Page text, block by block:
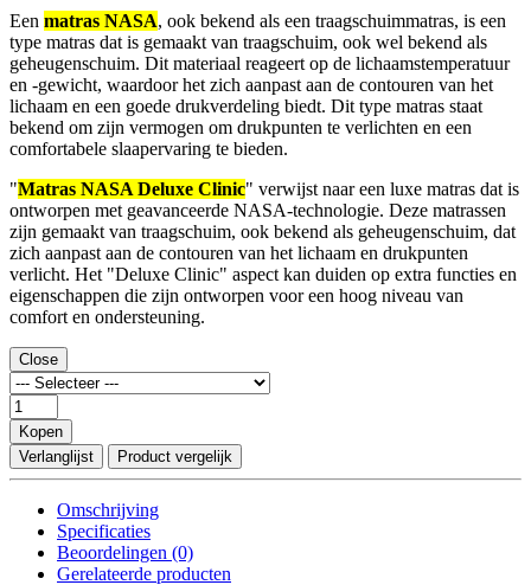
Een matras NASA, ook bekend als een traagschuimmatras, is een
type matras dat is gemaakt van traagschuim, ook wel bekend als
geheugenschuim. Dit materiaal reageert op de lichaamstemperatuur
en -gewicht, waardoor het zich aanpast aan de contouren van het
lichaam en een goede drukverdeling biedt. Dit type matras staat
bekend om zijn vermogen om drukpunten te verlichten en een
comfortabele slaapervaring te bieden.
"Matras NASA Deluxe Clinic" verwijst naar een luxe matras dat is
ontworpen met geavanceerde NASA-technologie. Deze matrassen
zijn gemaakt van traagschuim, ook bekend als geheugenschuim, dat
zich aanpast aan de contouren van het lichaam en drukpunten
verlicht. Het "Deluxe Clinic" aspect kan duiden op extra functies en
eigenschappen die zijn ontworpen voor een hoog niveau van
comfort en ondersteuning.
Close
Kopen
Verlanglijst
Product vergelijk
Omschrijving
Specificaties
Beoordelingen (0)
Gerelateerde producten